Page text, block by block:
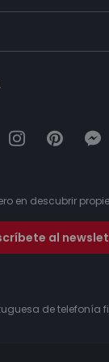
en descubrir
al
de telefonía